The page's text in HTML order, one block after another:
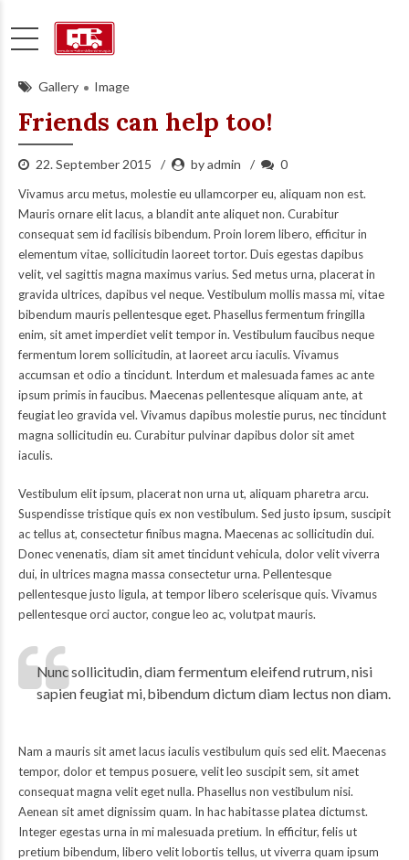
Gallery Image
Friends can help too!
22. September 2015 by admin 0
Vivamus arcu metus, molestie eu ullamcorper eu, aliquam non est.
Mauris ornare elit lacus, a blandit ante aliquet non. Curabitur
consequat sem id facilisis bibendum. Proin lorem libero, efficitur in
elementum vitae, sollicitudin laoreet tortor. Duis egestas dapibus
velit, vel sagittis magna maximus varius. Sed metus urna, placerat in
gravida ultrices, dapibus vel neque. Vestibulum mollis massa mi, vitae
bibendum mauris pellentesque eget. Phasellus fermentum fringilla
enim, sit amet imperdiet velit tempor in. Vestibulum faucibus neque
fermentum lorem sollicitudin, at laoreet arcu iaculis. Vivamus
accumsan et odio a tincidunt. Interdum et malesuada fames ac ante
ipsum primis in faucibus. Maecenas pellentesque aliquam ante, at
feugiat leo gravida vel. Vivamus dapibus molestie purus, nec tincidunt
magna sollicitudin eu. Curabitur pulvinar dapibus dolor sit amet
iaculis.
Vestibulum elit ipsum, placerat non urna ut, aliquam pharetra arcu.
Suspendisse tristique quis ex non vestibulum. Sed justo ipsum, suscipit
ac tellus at, consectetur finibus magna. Maecenas ac sollicitudin dui.
Donec venenatis, diam sit amet tincidunt vehicula, dolor velit viverra
dui, in ultrices magna massa consectetur urna. Pellentesque
pellentesque justo ligula, at tempor libero scelerisque quis. Vivamus
pellentesque orci auctor, congue leo ac, volutpat mauris.
Nunc sollicitudin, diam fermentum eleifend rutrum, nisi
sapien feugiat mi, bibendum dictum diam lectus non diam.
Nam a mauris sit amet lacus iaculis vestibulum quis sed elit. Maecenas
tempor, dolor et tempus posuere, velit leo suscipit sem, sit amet
consequat magna velit eget nulla. Phasellus non vestibulum nisi.
Aenean sit amet dignissim quam. In hac habitasse platea dictumst.
Integer egestas urna in mi malesuada pretium. In efficitur, felis ut
pretium bibendum, libero velit lobortis tellus, ut viverra quam ipsum